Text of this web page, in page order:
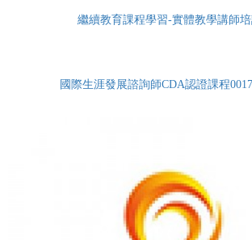
繼續教育課程學習-實體教學講師
國際生涯發展諮詢師CDA認證課程